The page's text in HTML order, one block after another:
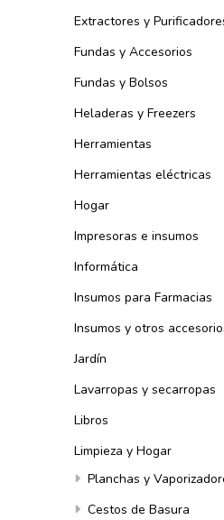
Extractores y
Fundas y Accesorios
Fundas y Bolsos
Heladeras y Freezers
Herramientas
Herramientas eléctricas
Hogar
Impresoras e insumos
Informática
Insumos para Farmacias
Insumos y otros
Jardín
Lavarropas y secarropas
Libros
Limpieza y Hogar
Planchas y
Cestos de Basura